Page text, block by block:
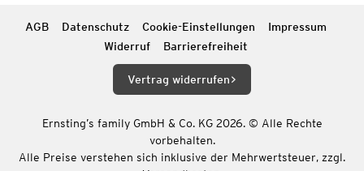
AGB Datenschutz Cookie-Einstellungen
Impressum
Widerruf
Barrierefreiheit
Vertrag widerrufen
Ernsting’s family GmbH & Co. KG 2026. © Alle Rechte
vorbehalten.
Alle Preise verstehen sich inklusive der Mehrwertsteuer, zzgl.